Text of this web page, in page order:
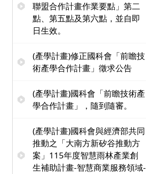
聯盟合作計畫作業要點」第二
點、第五點及第六點，並自即
日生效。
(產學計畫)修正國科會「前瞻技
術產學合作計畫」徵求公告
(產學計畫)國科會「前瞻技術產
學合作計畫」，隨到隨審。
(產學計畫)國科會與經濟部共同
推動之「大南方新矽谷推動方
案」115年度智慧雨林產業創
生補助計畫-智慧商業服務領域-